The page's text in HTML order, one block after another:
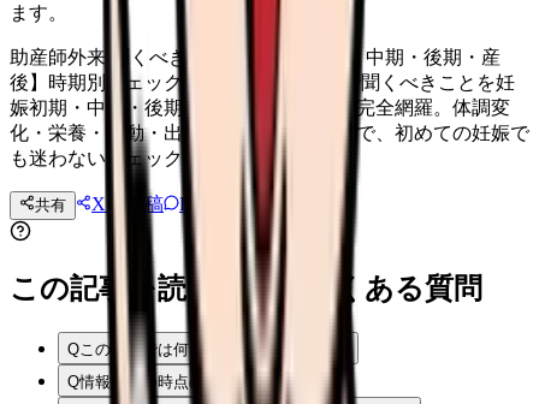
ます。
助産師外来 聞くべきこと 完全版【初期・中期・後期・産
後】時期別チェックリスト 助産師外来で聞くべきことを妊
娠初期・中期・後期・産後の 4 時期別に完全網羅。体調変
化・栄養・運動・出産準備・母乳育児まで、初めての妊娠で
も迷わないチェックリスト。
共有 Xに投稿 LINE 投稿文コピー
この記事を読む前後によくある質問
Qこの記事では何を確認できますか？
Q情報はいつ時点のものですか？